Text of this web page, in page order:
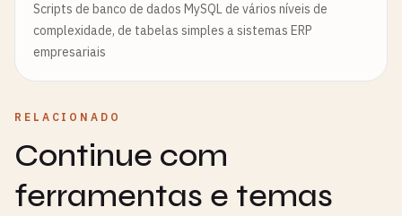
Scripts de banco de dados MySQL de vários níveis de
complexidade, de tabelas simples a sistemas ERP
empresariais
RELACIONADO
Continue com
ferramentas e temas